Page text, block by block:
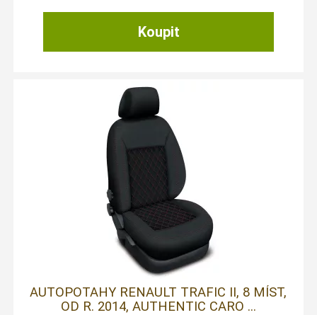
AUTOPOTAHY RENAULT TRAFIC II, 8 MÍST,
OD R. 2014, AUTHENTIC CARO ...